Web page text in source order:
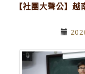
【社團大聲公】